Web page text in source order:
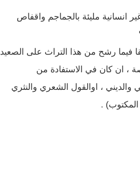
انسانية مليئة بالجماجم واقفاص
فيما رشح من هذا التراث على الصعيد
، ان كان في الاستفادة من
والديني ، اوالقول الشعري والنثري
المكتوب) .